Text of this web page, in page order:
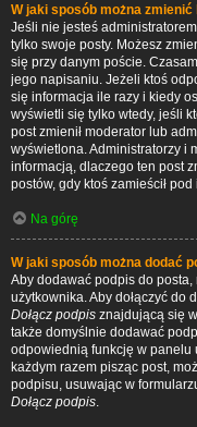
W jaki sposób można
Jeśli nie jesteś
tylko swoje posty. Możesz
się przy danym poście.
jego napisaniu. Jeżeli ktoś
się informacja ile razy i kiedy
wyświetli się tylko wtedy, jeśli
post zmienił moderator lub
wyświetlona. Administratorzy i
informacją, dlaczego ten post
postów, gdy ktoś zamieścił
Na górę
W jaki sposób można dodać
Aby dodawać podpis do
użytkownika. Aby dołączyć do
Dołącz podpis znajdującą się
także domyślnie dodawać
odpowiednią funkcję w panelu
każdym razem pisząc post,
podpisu, usuwając w
Dołącz podpis.